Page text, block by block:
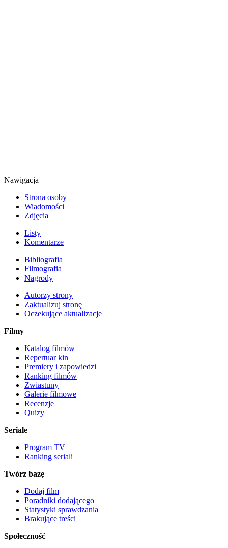
Nawigacja
Strona osoby
Wiadomości
Zdjęcia
Listy
Komentarze
Bibliografia
Filmografia
Nagrody
Autorzy strony
Zaktualizuj stronę
Oczekujące aktualizacje
Filmy
Katalog filmów
Repertuar kin
Premiery i zapowiedzi
Ranking filmów
Zwiastuny
Galerie filmowe
Recenzje
Quizy
Seriale
Program TV
Ranking seriali
Twórz bazę
Dodaj film
Poradniki dodającego
Statystyki sprawdzania
Brakujące treści
Społeczność